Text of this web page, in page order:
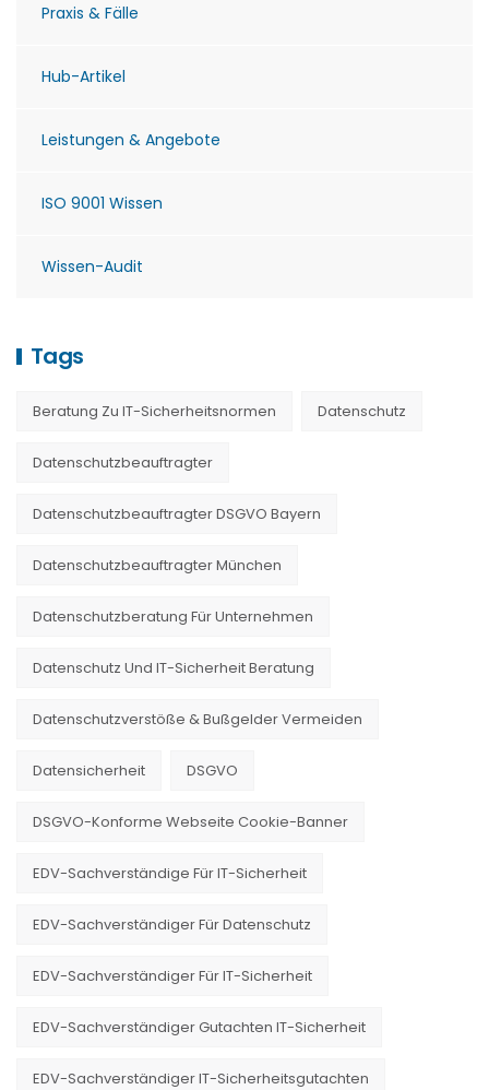
Praxis & Fälle
Hub-Artikel
Leistungen & Angebote
ISO 9001 Wissen
Wissen-Audit
Tags
Beratung Zu IT-Sicherheitsnormen Datenschutz
Datenschutzbeauftragter
Datenschutzbeauftragter DSGVO Bayern
Datenschutzbeauftragter München
Datenschutzberatung Für Unternehmen
Datenschutz Und IT-Sicherheit Beratung
Datenschutzverstöße & Bußgelder Vermeiden
Datensicherheit DSGVO
DSGVO-Konforme Webseite Cookie-Banner
EDV-Sachverständige Für IT-Sicherheit
EDV-Sachverständiger Für Datenschutz
EDV-Sachverständiger Für IT-Sicherheit
EDV-Sachverständiger Gutachten IT-Sicherheit
EDV-Sachverständiger IT-Sicherheitsgutachten